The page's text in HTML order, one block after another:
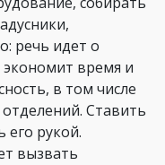
речь идет о
экономит время и
в том числе
Ставить
его рукой.
вызвать